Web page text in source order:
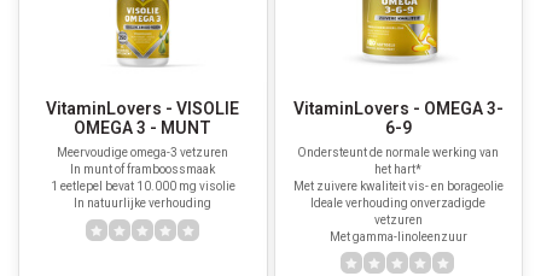
VitaminLovers - VISOLIE
OMEGA 3 - MUNT
Meervoudige omega-3 vetzuren
In munt of framboossmaak
1 eetlepel bevat 10.000 mg visolie
In natuurlijke verhouding
VitaminLovers - OMEGA 3-
6-9
Ondersteunt de normale werking van
het hart*
Met zuivere kwaliteit vis- en borageolie
Ideale verhouding onverzadigde
vetzuren
Met gamma-linoleenzuur